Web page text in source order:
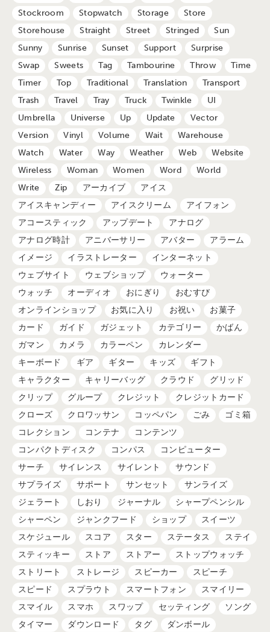
Stockroom
Stopwatch Storage
Store
Storehouse
Straight Street Stringed
Sun
Sunny
Sunrise Sunset Support
Surprise
Swap
Sweets Tag Tambourine Throw
Time
Timer
Top Traditional Translation
Transport
Trash
Travel Tray Truck Twinkle
UI
Umbrella
Universe Up Update
Vector
Version
Vinyl Volume Wait
Warehouse
Watch
Water Way Weather Web
Website
Wireless
Woman Women Word
World
Write
Zip アーカイブ
アイス
アイスキャンディー
アイスクリーム
アイフォン
アコースティック
アップデート
アナログ
アナログ時計
アニバーサリー アバター
アラーム
イメージ
イラストレーター
インターネット
ウェブサイト
ウェブショップ
ウォーター
ウォッチ
オーディオ おにぎり
おむすび
オンラインショップ
お気に入り お祝い
お菓子
カード
ガイド ガジェット カテゴリー
かばん
ガマン
カメラ カラーペン
カレンダー
キーボード
ギア ギター キッズ
ギフト
キャラクター
キャリーバッグ クラウド
グリッド
クリップ
グループ クレジット
クレジットカード
クローズ
クロワッサン コッペパン ごみ
ゴミ箱
コレクション
コンテナ
コンテンツ
コンパクトディスク
コンパス
コンピューター
サーチ
サイレンス サイレント
サウンド
サプライズ
サポート サンセット
サンライズ
ジェラート
しおり ジャーナル
シャープペンシル
シャーペン
ジャンクフード ショップ
スイーツ
スケジュール
スコア スター ステータス
ステイ
スティッキー
ストア ストアー
ストップウォッチ
ストリート
ストレージ スピーカー
スピーチ
スピード
スプラウト スマートフォン
スマイリー
スマイル
スマホ スワップ セッティング
ソング
タイマー
ダウンロード タグ
ダンボール